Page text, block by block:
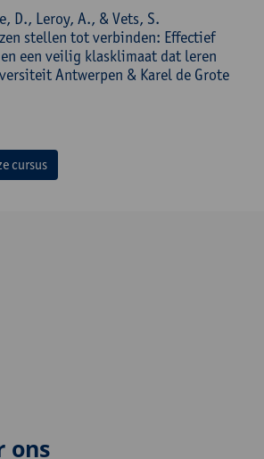
D., Leroy, A., & Vets, S.
stellen tot verbinden: Effectief
een veilig klasklimaat dat leren
Antwerpen & Karel de Grote
cursus
ons